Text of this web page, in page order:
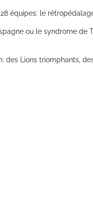
équipes: le
ou le syndrome de
des Lions triomphants,